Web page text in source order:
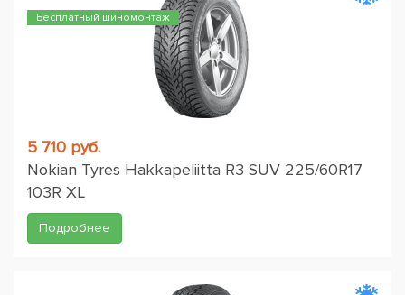
Бесплатный шиномонтаж
5 710 руб.
Nokian Tyres Hakkapeliitta R3 SUV 225/60R17
103R XL
Подробнее